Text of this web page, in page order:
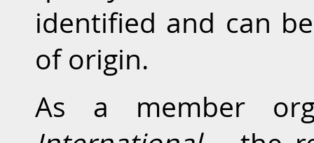
identified and can
of origin.
As a member